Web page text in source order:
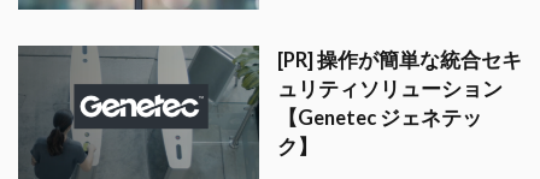
[PR] 操作が簡単な統合セキ
ュリティソリューション
【Genetec ジェネテッ
ク】